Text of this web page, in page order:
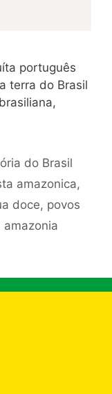
português
terra do Brasil
do Brasil
amazonica,
doce, povos
amazonia